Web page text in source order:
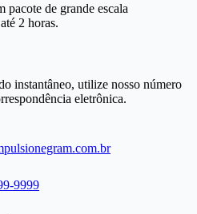
pacote de grande escala
2 horas.
instantâneo, utilize nosso número
eletrônica.
9999